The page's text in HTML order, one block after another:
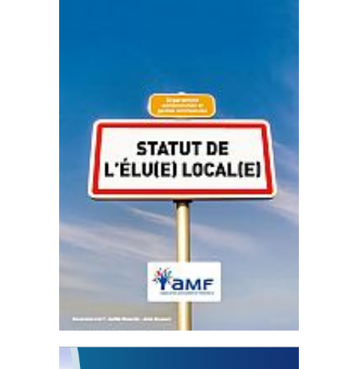
Statut de l’élu local